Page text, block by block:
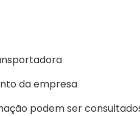
da empresa
podem ser